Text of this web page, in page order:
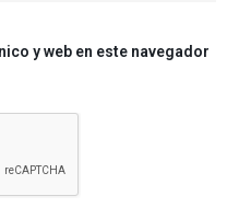
y web en este navegador